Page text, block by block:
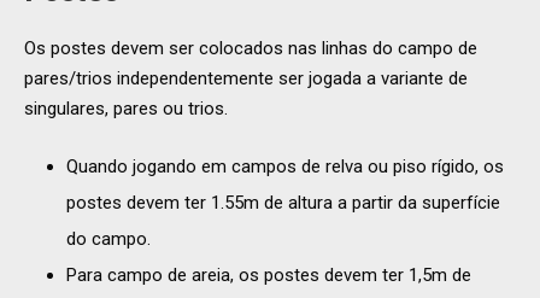
Os postes devem ser colocados nas linhas do campo de
pares/trios independentemente ser jogada a variante de
singulares, pares ou trios.
Quando jogando em campos de relva ou piso rígido, os
postes devem ter 1.55m de altura a partir da superfície
do campo.
Para campo de areia, os postes devem ter 1,5m de